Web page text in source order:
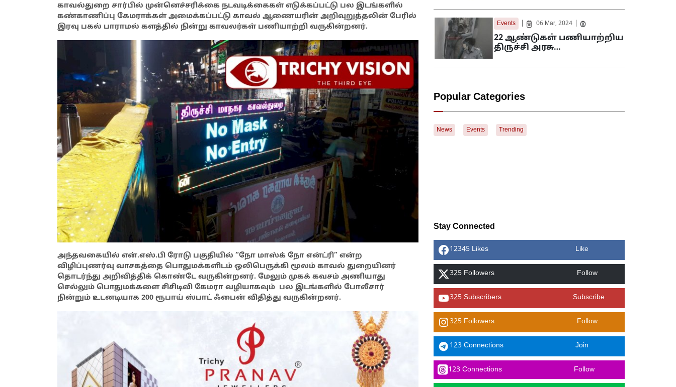
காவல்துறை சார்பில் முன்னெச்சரிக்கை நடவடிக்கைகள் எடுக்கப்பட்டு பல இடங்களில்
கண்காணிப்பு கேமராக்கள் அமைக்கப்பட்டு காவல் ஆணையரின் அறிவுறுத்தலின் பேரில்
இரவு பகல் பாராமல் களத்தில் நின்று காவலர்கள் பணியாற்றி வருகின்றனர்.
அந்தவகையில் என்.எஸ்.பி ரோடு பகுதியில் “நோ மாஸ்க் நோ என்ட்ரி” என்ற
விழிப்புணர்வு வாசகத்தை பொதுமக்களிடம் ஒலிபெருக்கி மூலம் காவல் துறையினர்
தொடர்ந்து அறிவித்திக் கொண்டே வருகின்றனர். மேலும் முகக் கவசம் அணியாது
செல்லும் பொதுமக்களை சிசிடிவி கேமரா வழியாகவும் பல இடங்களில் போலீசார்
நின்றும் உடனடியாக 200 ரூபாய் ஸ்பாட் ஃபைன் விதித்து வருகின்றனர்.
Events 06 Mar, 2024
22 ஆண்டுகள் பணியாற்றிய
திருச்சி அரசு…
Popular Categories
News Events Trending
Stay Connected
12345 Likes Like
325 Followers Follow
325 Subscribers Subscribe
325 Followers Follow
123 Connections Join
123 Connections Follow